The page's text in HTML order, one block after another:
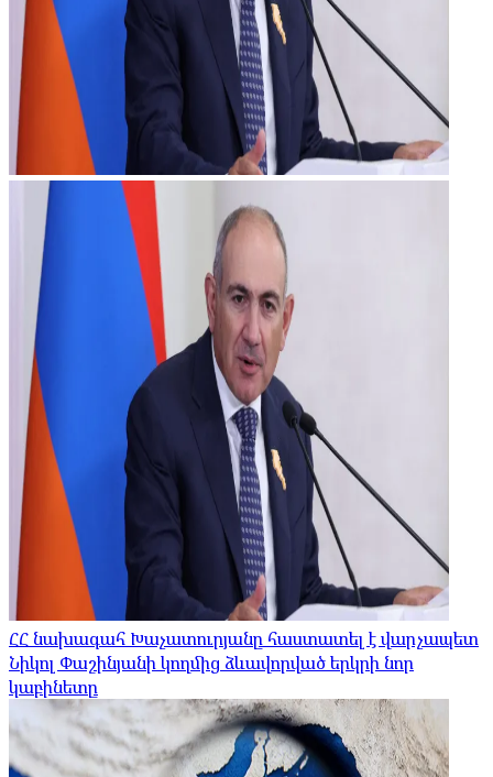
ՀՀ նախագահ Խաչատուրյանը հաստատել է վարչապետ
Նիկոլ Փաշինյանի կողմից ձևավորված երկրի նոր
կաբինետը